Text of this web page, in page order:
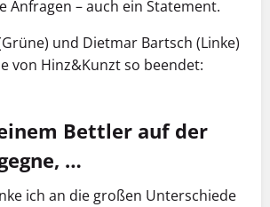
Anfragen – auch ein Statement.
und Dietmar Bartsch (Linke)
von Hinz&Kunzt so beendet:
Bettler auf der
…
ich an die großen Unterschiede